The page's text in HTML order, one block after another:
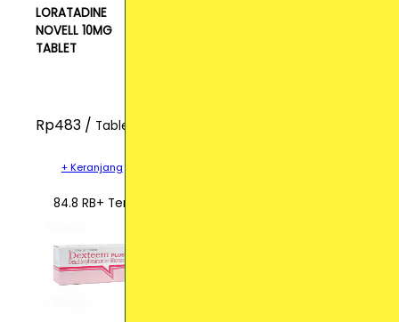
LORATADINE
NOVELL 10MG
TABLET
Rp483 / Tablet
+ Keranjang
84.8 RB+ Terjual